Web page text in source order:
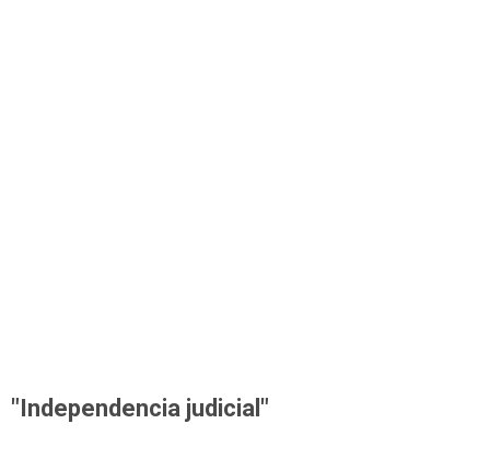
"Independencia judicial"